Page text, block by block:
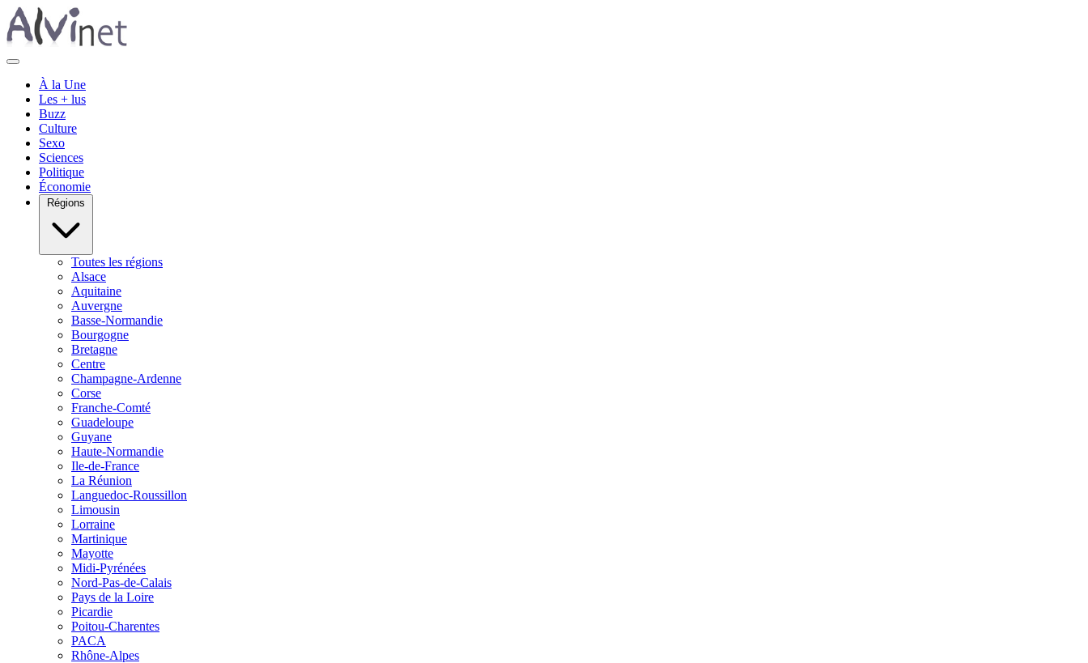
À la Une
Les + lus
Buzz
Culture
Sexo
Sciences
Politique
Économie
Régions
Toutes les régions
Alsace
Aquitaine
Auvergne
Basse-Normandie
Bourgogne
Bretagne
Centre
Champagne-Ardenne
Corse
Franche-Comté
Guadeloupe
Guyane
Haute-Normandie
Ile-de-France
La Réunion
Languedoc-Roussillon
Limousin
Lorraine
Martinique
Mayotte
Midi-Pyrénées
Nord-Pas-de-Calais
Pays de la Loire
Picardie
Poitou-Charentes
PACA
Rhône-Alpes